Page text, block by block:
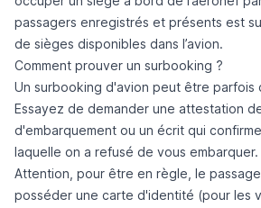
passagers enregistrés et présents est
de sièges disponibles dans l’avion.
Comment prouver un surbooking ?
Un surbooking d'avion peut être parfois
Essayez de demander une attestation
d'embarquement ou un écrit qui
laquelle on a refusé de vous embarquer.
Attention, pour être en règle, le
posséder une carte d'identité (pour les